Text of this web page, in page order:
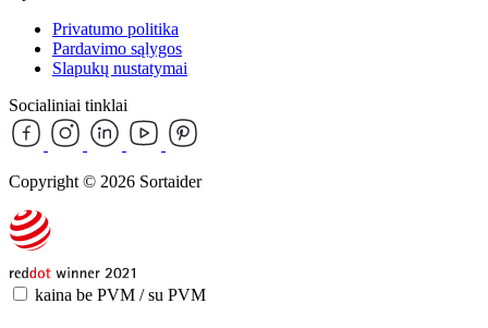
Privatumo politika
Pardavimo sąlygos
Slapukų nustatymai
Socialiniai tinklai
Copyright © 2026 Sortaider
kaina be PVM / su PVM